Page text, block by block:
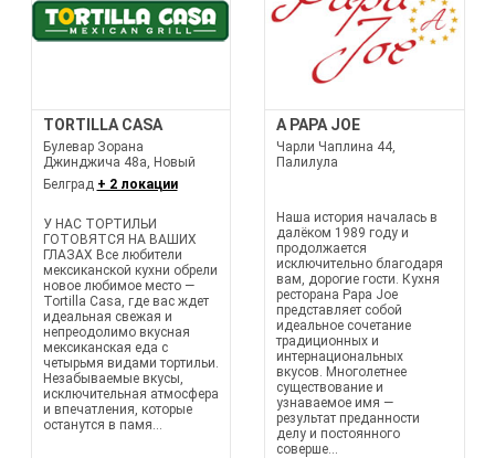
TORTILLA CASA
Булевар Зорана
Джинджича 48а, Новый
Белград + 2 локации
У НАС ТОРТИЛЬИ
ГОТОВЯТСЯ НА ВАШИХ
ГЛАЗАХ Все любители
мексиканской кухни обрели
новое любимое место —
Tortilla Casa, где вас ждет
идеальная свежая и
непреодолимо вкусная
мексиканская еда с
четырьмя видами тортильи.
Незабываемые вкусы,
исключительная атмосфера
и впечатления, которые
останутся в памя...
A PAPA JOE
Чарли Чаплина 44,
Палилула
Наша история началась в
далёком 1989 году и
продолжается
исключительно благодаря
вам, дорогие гости. Кухня
ресторана Papa Joe
представляет собой
идеальное сочетание
традиционных и
интернациональных
вкусов. Многолетнее
существование и
узнаваемое имя —
результат преданности
делу и постоянного
соверше...